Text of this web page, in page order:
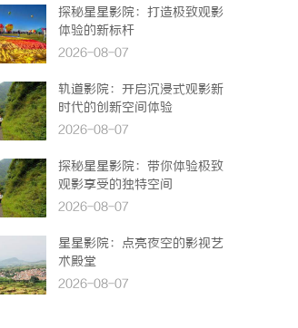
探秘星星影院：打造极致观影
体验的新标杆
2026-08-07
轨道影院：开启沉浸式观影新
时代的创新空间体验
2026-08-07
探秘星星影院：带你体验极致
观影享受的独特空间
2026-08-07
星星影院：点亮夜空的影视艺
术殿堂
2026-08-07